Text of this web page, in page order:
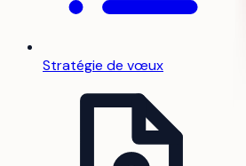
Stratégie de vœux